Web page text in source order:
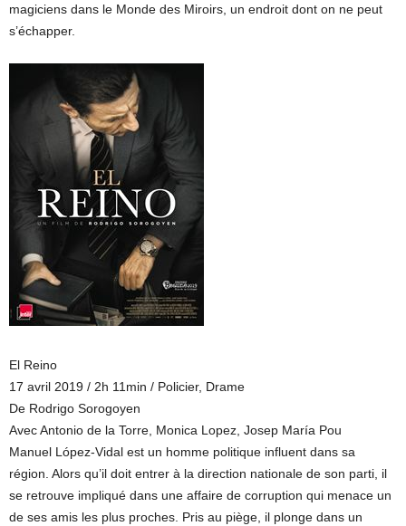
magiciens dans le Monde des Miroirs, un endroit dont on ne peut
s’échapper.
El Reino
17 avril 2019 / 2h 11min / Policier, Drame
De Rodrigo Sorogoyen
Avec Antonio de la Torre, Monica Lopez, Josep María Pou
Manuel López-Vidal est un homme politique influent dans sa
région. Alors qu’il doit entrer à la direction nationale de son parti, il
se retrouve impliqué dans une affaire de corruption qui menace un
de ses amis les plus proches. Pris au piège, il plonge dans un